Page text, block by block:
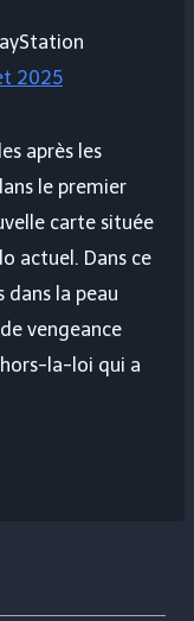
2025
après les
le premier
carte située
actuel. Dans ce
la peau
vengeance
la-loi qui a